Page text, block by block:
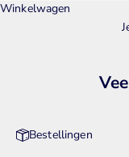
Winkelwagen
Bestellingen